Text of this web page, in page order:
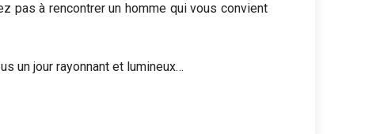
pas à rencontrer un homme qui vous convient
un jour rayonnant et lumineux…